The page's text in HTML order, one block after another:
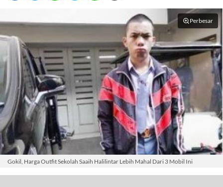
Perbesar
Gokil, Harga Outfit Sekolah Saaih Halilintar Lebih Mahal Dari 3 Mobil Ini